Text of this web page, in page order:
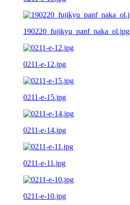
190220_fujikyu_panf_naka_ol.jpg
0211-e-12.jpg
0211-e-15.jpg
0211-e-14.jpg
0211-e-11.jpg
0211-e-10.jpg